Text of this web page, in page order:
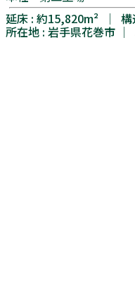
延床 : 約15,820m² │ 構
所在地 : 岩手県花巻市 │